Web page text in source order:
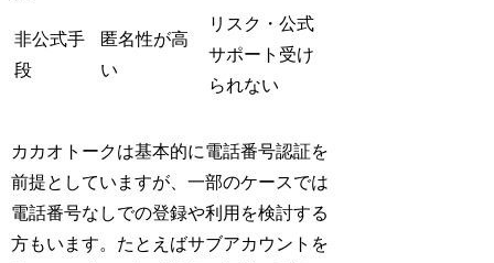
非公式手
段
匿名性が高
い
リスク・公式
サポート受け
られない
カカオトークは基本的に電話番号認証を
前提としていますが、一部のケースでは
電話番号なしでの登録や利用を検討する
方もいます。たとえばサブアカウントを